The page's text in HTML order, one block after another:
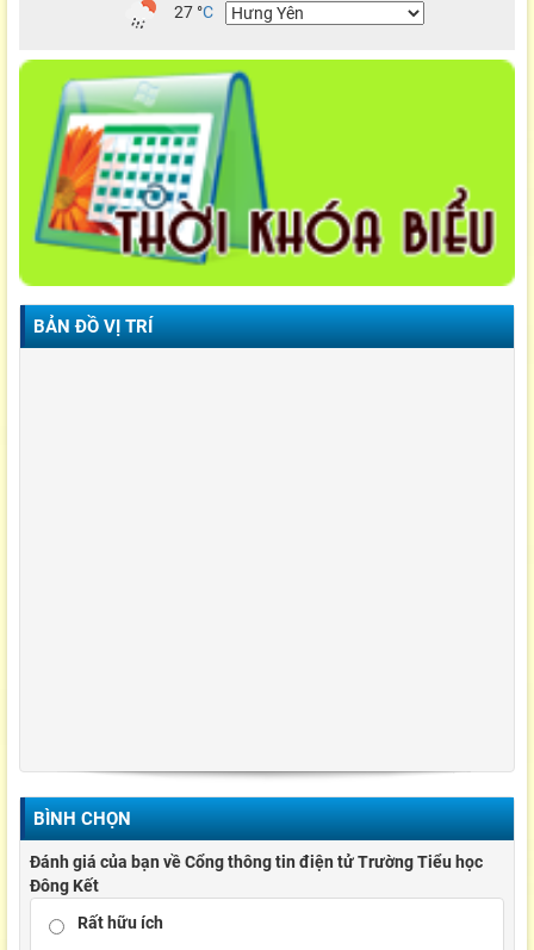
27°C
BẢN ĐỒ VỊ TRÍ
BÌNH CHỌN
Đánh giá của bạn về Cổng thông tin điện tử Trường Tiểu học
Đông Kết
Rất hữu ích